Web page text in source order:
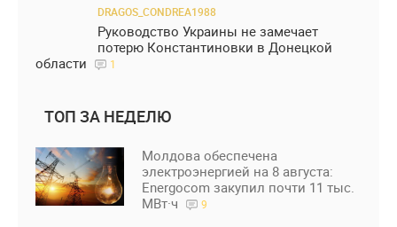
DRAGOS_CONDREA1988
Руководство Украины не замечает
потерю Константиновки в Донецкой
области
1
ТОП ЗА НЕДЕЛЮ
Молдова обеспечена
электроэнергией на 8 августа:
Energocom закупил почти 11 тыс.
МВт·ч
9